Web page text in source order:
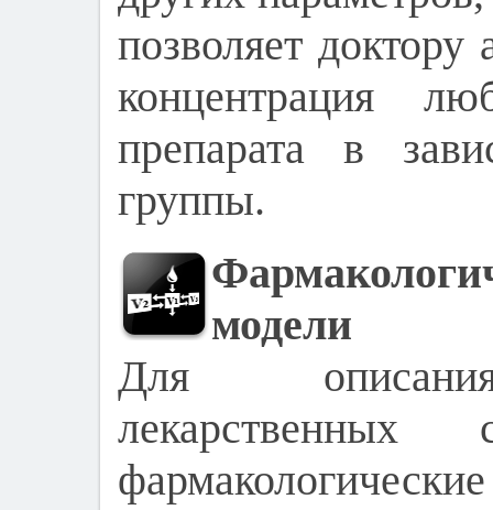
позволяет доктору
концентрация
препарата в
группы.
модели
Для
лекарственных